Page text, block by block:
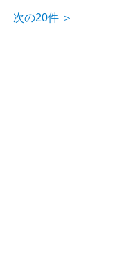
次の20件 ＞